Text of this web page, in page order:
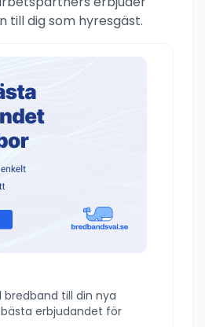
till dig som hyresgäst.
till din nya
erbjudandet för